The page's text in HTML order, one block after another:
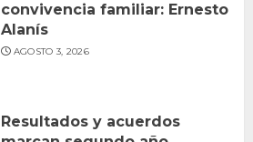
convivencia familiar: Ernesto
Alanís
AGOSTO 3, 2026
Resultados y acuerdos